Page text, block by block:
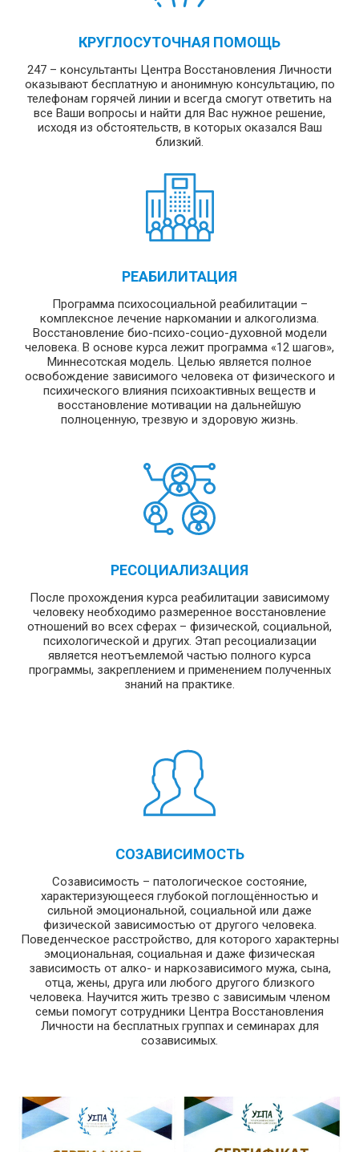
КРУГЛОСУТОЧНАЯ ПОМОЩЬ
247 – консультанты Центра Восстановления Личности
оказывают бесплатную и анонимную консультацию, по
телефонам горячей линии и всегда смогут ответить на
все Ваши вопросы и найти для Вас нужное решение,
исходя из обстоятельств, в которых оказался Ваш
близкий.
РЕАБИЛИТАЦИЯ
Программа психосоциальной реабилитации –
комплексное лечение наркомании и алкоголизма.
Восстановление био-психо-социо-духовной модели
человека. В основе курса лежит программа «12 шагов»,
Миннесотская модель. Целью является полное
освобождение зависимого человека от физического и
психического влияния психоактивных веществ и
восстановление мотивации на дальнейшую
полноценную, трезвую и здоровую жизнь.
РЕСОЦИАЛИЗАЦИЯ
После прохождения курса реабилитации зависимому
человеку необходимо размеренное восстановление
отношений во всех сферах – физической, социальной,
психологической и других. Этап ресоциализации
является неотъемлемой частью полного курса
программы, закреплением и применением полученных
знаний на практике.
СОЗАВИСИМОСТЬ
Созависимость – патологическое состояние,
характеризующееся глубокой поглощённостью и
сильной эмоциональной, социальной или даже
физической зависимостью от другого человека.
Поведенческое расстройство, для которого характерны
эмоциональная, социальная и даже физическая
зависимость от алко- и наркозависимого мужа, сына,
отца, жены, друга или любого другого близкого
человека. Научится жить трезво с зависимым членом
семьи помогут сотрудники Центра Восстановления
Личности на бесплатных группах и семинарах для
созависимых.